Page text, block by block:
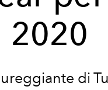
2020
di